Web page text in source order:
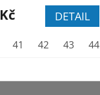
44 45 46 47
DETAIL
41 42 43 44